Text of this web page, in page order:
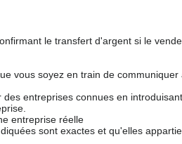
le transfert d'argent si le
vous soyez en train de communiquer
entreprises connues en
entreprise réelle
sont exactes et qu'elles